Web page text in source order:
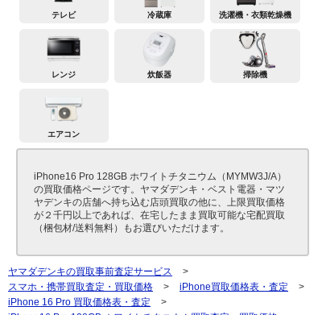
テレビ 冷蔵庫 洗濯機・衣類乾燥機
レンジ 炊飯器 掃除機
エアコン
iPhone16 Pro 128GB ホワイトチタニウム（MYMW3J/A）
の買取価格ページです。ヤマダデンキ・ベスト電器・マツ
ヤデンキの店舗へ持ち込む店頭買取の他に、上限買取価格
が２千円以上であれば、在宅したまま買取可能な宅配買取
（梱包材/送料無料）もお選びいただけます。
ヤマダデンキの買取事前査定サービス
>
スマホ・携帯買取査定・買取価格
> iPhone買取価格表・査定
>
iPhone 16 Pro 買取価格表・査定
>